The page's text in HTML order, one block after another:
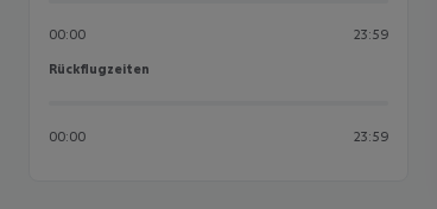
00:00 23:59
Rückflugzeiten
Rückflugzeiten
00:00 23:59